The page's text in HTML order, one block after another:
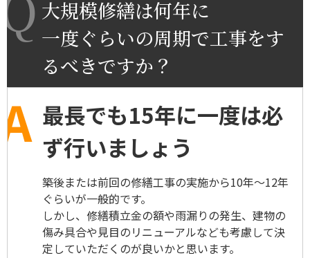
大規模修繕は何年に
一度ぐらいの周期で工事をす
るべきですか？
最長でも15年に一度は必
ず行いましょう
築後または前回の修繕工事の実施から10年～12年
ぐらいが一般的です。
しかし、修繕積立金の額や雨漏りの発生、建物の
傷み具合や見目のリニューアルなども考慮して決
定していただくのが良いかと思います。